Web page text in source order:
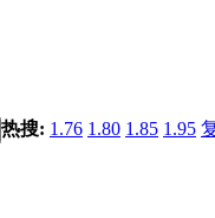
热搜: 1.76 1.80 1.85 1.95